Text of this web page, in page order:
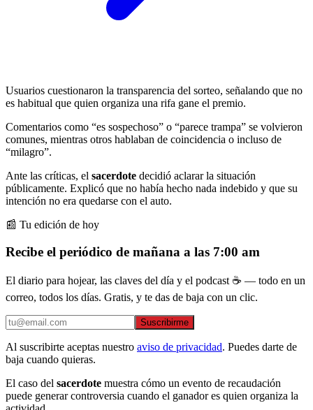
Usuarios cuestionaron la transparencia del sorteo, señalando que no
es habitual que quien organiza una rifa gane el premio.
Comentarios como “es sospechoso” o “parece trampa” se volvieron
comunes, mientras otros hablaban de coincidencia o incluso de
“milagro”.
Ante las críticas, el sacerdote decidió aclarar la situación
públicamente. Explicó que no había hecho nada indebido y que su
intención no era quedarse con el auto.
📰 Tu edición de hoy
Recibe el periódico de mañana a las 7:00 am
El diario para hojear, las claves del día y el podcast ☕ — todo en un
correo, todos los días. Gratis, y te das de baja con un clic.
Suscribirme
Al suscribirte aceptas nuestro aviso de privacidad. Puedes darte de
baja cuando quieras.
El caso del sacerdote muestra cómo un evento de recaudación
puede generar controversia cuando el ganador es quien organiza la